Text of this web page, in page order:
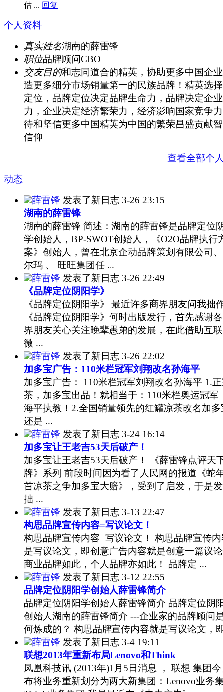
估 ... 回复
个人资料
真实姓名湖南的薛雷锋
职位品牌顾问CBO
交友目的和志同道合的精英，协助更多中国企
造更多细分市场销量第一的民族品牌！精英选
定位，品牌定位决定品牌生命力，品牌决定企
力，企业决定经济繁荣力，经济影响国家竞争
待和坚信更多中国精英为中国的繁荣昌盛贡献
信仰
查看全部个
动态
薛雷锋 发表了新日志 3-26 23:15
湖南的薛雷锋
湖南的薛雷锋 简述：湖南的薛雷锋是品牌定位
学创始人，BP-SWOT创始人，《O2O品牌执行
案》创始人，曾在北京企动品牌策划有限公司
尔玛 、 旺旺集团任 ...
薛雷锋 发表了新日志 3-26 22:49
《品牌定位阴阳学》
《品牌定位阴阳学》 最近许多商界朋友问我拙
《品牌定位阴阳学》何时出版发行，首先感谢
界朋友关心关注晚辈愚弟的发展，在此借助互
微 ...
薛雷锋 发表了新日志 3-26 22:02
加多宝广告：110米栏冠军刘翔改名孙海平
加多宝广告： 110米栏冠军刘翔改名孙海平 1.
茶，加多宝出品！就相当于：110米栏奥运冠军
海平执教！2.全国销量领先的红罐凉茶改名加多
还是 ...
薛雷锋 发表了新日志 3-24 16:14
加多宝让王老吉53天后破产！
加多宝让王老吉53天后破产！ 《薛雷锋点评天
牌》系列 前段时间因为看了人民网的报道《蛇
首凉茶之争加多宝大赔》，受到了启发，于是
拙 ...
薛雷锋 发表了新日志 3-13 22:47
构思品牌宣传内容=写议论文！
构思品牌宣传内容=写议论文！ 构思品牌宣传
是写议论文，即创意广告内容就是创意一篇议
商业品牌如此，个人品牌亦如此！ 品牌定 ...
薛雷锋 发表了新日志 3-12 22:55
品牌定位阴阳学创始人薛雷锋简介
品牌定位阴阳学创始人薛雷锋简介 品牌定位阴
创始人湖南的薛雷锋简介 ---企业家的品牌顾问
何炼成的？ 构思品牌宣传内容就是写议论文，
薛雷锋 发表了新日志 3-4 19:11
联想2013年重新布局Lenovo和Think
凤凰科技讯 (2013年)1月5日消息 ， 联想 集团
布将业务重新划分为两大新集团：Lenovo业务